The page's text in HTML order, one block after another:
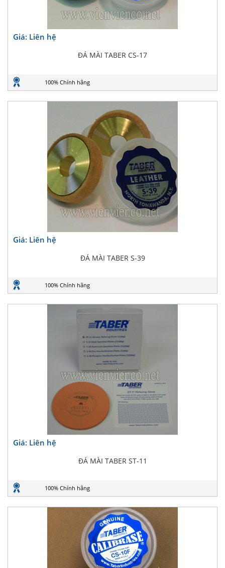
Giá: Liên hệ
ĐÁ MÀI TABER CS-17
100% Chính hãng
Giá: Liên hệ
ĐÁ MÀI TABER S-39
100% Chính hãng
Giá: Liên hệ
ĐÁ MÀI TABER ST-11
100% Chính hãng